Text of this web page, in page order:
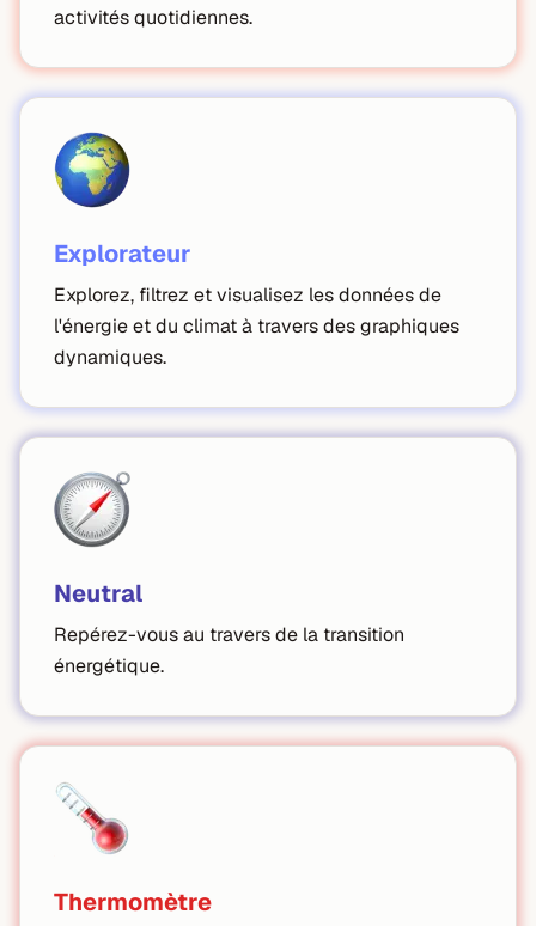
activités quotidiennes.
Explorateur
Explorez, filtrez et visualisez les données de
l'énergie et du climat à travers des graphiques
dynamiques.
Neutral
Repérez-vous au travers de la transition
énergétique.
Thermomètre